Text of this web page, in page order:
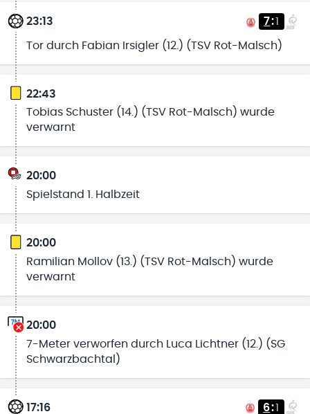
23:13 7:1
Tor durch Fabian Irsigler (12.) (TSV Rot-Malsch)
22:43
Tobias Schuster (14.) (TSV Rot-Malsch) wurde
verwarnt
20:00
Spielstand 1. Halbzeit
20:00
Ramilian Mollov (13.) (TSV Rot-Malsch) wurde
verwarnt
20:00
7-Meter verworfen durch Luca Lichtner (12.) (SG
Schwarzbachtal)
17:16 6:1